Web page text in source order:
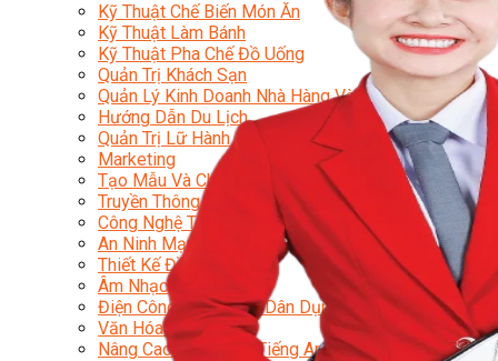
Kỹ Thuật Chế Biến Món Ăn
Kỹ Thuật Làm Bánh
Kỹ Thuật Pha Chế Đồ Uống
Quản Trị Khách Sạn
Quản Lý Kinh Doanh Nhà Hàng Và Dịch Vụ Ăn Uống
Hướng Dẫn Du Lịch
Quản Trị Lữ Hành
Marketing
Tạo Mẫu Và Chăm Sóc Sắc Đẹp
Truyền Thông Đa Phương Tiện
Công Nghệ Thông Tin
An Ninh Mạng
Thiết Kế Đồ Họa
Âm Nhạc
Điện Công Nghiệp Và Dân Dụng
Văn Hóa Phổ Thông
Nâng Cao Năng Lực Tiếng Anh – Chuẩn TOEIC